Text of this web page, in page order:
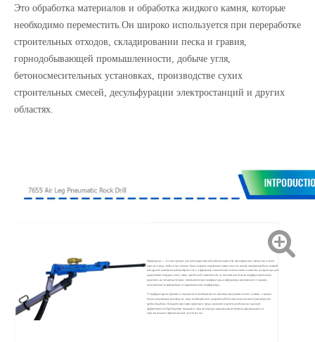
Это обработка материалов и обработка жидкого камня, которые
необходимо переместить.Он широко используется при переработке
строительных отходов, складировании песка и гравия,
горнодобывающей промышленности, добыче угля,
бетоносмесительных установках, производстве сухих
строительных смесей, десульфурации электростанций и других
областях.
Перфоратор — это инструмент для непосредственной добычи камня.Он просверливает отверстия в слоях
горных пород, чтобы в них можно было взорвать взрывчатые вещества, тем самым завершая добычу камней
или другие каменные работы.Кроме того, перфоратор также можно использовать в качестве деструктора для
разрушения твердых слоев, таких как бетон.В зависимости от источника питания перфораторы можно
разделить на четыре категории: пневматические перфораторы, перфораторы внутреннего сгорания,
электрические перфораторы и гидравлические перфораторы.
У перфоратора внутреннего сгорания нет необходимости заменять внутренние части головки, а нужно
только перемещать рукоятку по мере необходимости для работы.Полезная модель имеет преимущества
удобной работы, большей экономии времени и труда, высокой скорости долбления и высокой
эффективности.При бурении скважин в горных породах максимальная глубина вертикального и
горизонтального бурения может достигать 6м.